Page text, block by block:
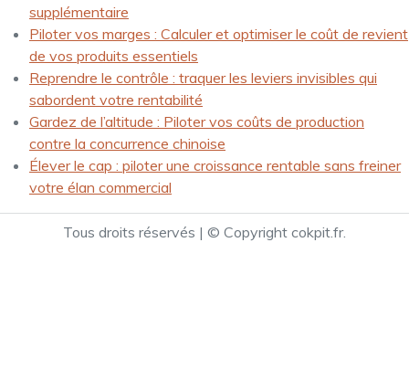
supplémentaire
Piloter vos marges : Calculer et optimiser le coût de revient
de vos produits essentiels
Reprendre le contrôle : traquer les leviers invisibles qui
sabordent votre rentabilité
Gardez de l’altitude : Piloter vos coûts de production
contre la concurrence chinoise
Élever le cap : piloter une croissance rentable sans freiner
votre élan commercial
Tous droits réservés | © Copyright cokpit.fr.